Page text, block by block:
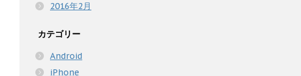
2016年2月
カテゴリー
Android
iPhone